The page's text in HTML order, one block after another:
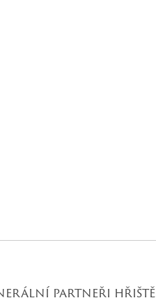
partneři hřiště